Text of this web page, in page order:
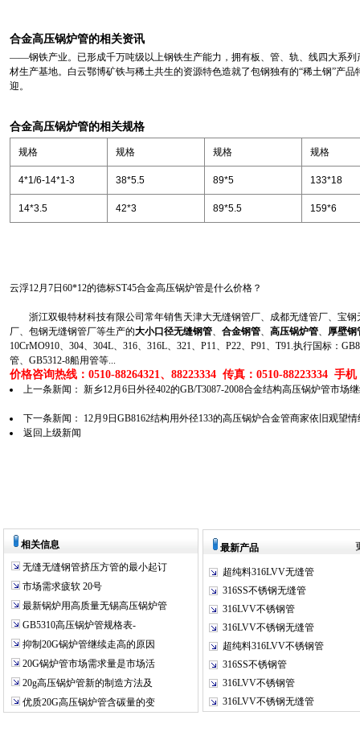
合金高压锅炉管的相关资讯
——钢铁产业。已形成千万吨级以上钢铁生产能力，拥有板、管、轨、线四大系
材生产基地。白云鄂博矿铁与稀土共生的资源特色造就了包钢独有的“稀土钢”产
迎。
合金高压锅炉管的相关规格
规格 规格 规格 规格
4*1/6-14*1-3 38*5.5 89*5 133*18
14*3.5 42*3 89*5.5 159*6
云浮12月7日60*12的德标ST45合金高压锅炉管是什么价格？
浙江双银特材科技有限公司常年销售天津大无缝钢管厂、成都无缝管厂、宝钢
厂、包钢无缝钢管厂等生产的大小口径无缝钢管、 合金钢管、 高压锅炉管、
厚壁钢
10CrMO910、304、304L、316、316L、321、P11、P22、P91、T91.执行国标：
管、GB5312-8船用管等...
价格咨询热线：0510-88264321、88223334 传真：0510-88223334 手机
上一条新闻： 新乡12月6日外径402的GB/T3087-2008合金结构高压锅炉管市场
下一条新闻：
12月9日GB8162结构用外径133的高压锅炉合金管商家依旧观望情
返回上级新闻
相关信息
无缝无缝钢管挤压方管的最小起订
市场需求疲软 20号
最新锅炉用高质量无锡高压锅炉管
GB5310高压锅炉管规格表-
抑制20G锅炉管继续走高的原因
20G锅炉管市场需求量是市场活
20g高压锅炉管新的制造方法及
优质20G高压锅炉管含碳量的变
最新产品
超纯料316LVV无缝管
316SS不锈钢无缝管
316LVV不锈钢管
316LVV不锈钢无缝管
超纯料316LVV不锈钢管
316SS不锈钢管
316LVV不锈钢管
316LVV不锈钢无缝管